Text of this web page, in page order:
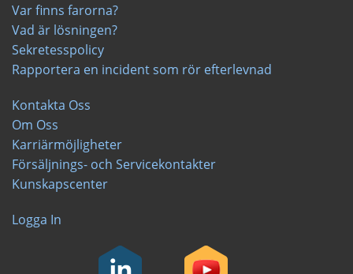
Var finns farorna?
Vad är lösningen?
Sekretesspolicy
Rapportera en incident som rör efterlevnad
Kontakta Oss
Om Oss
Karriärmöjligheter
Försäljnings- och Servicekontakter
Kunskapscenter
Logga In